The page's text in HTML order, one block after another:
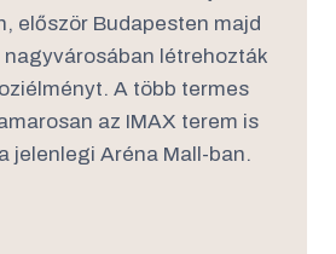
először Budapesten majd
létrehozták
A több termes
az IMAX terem is
jelenlegi Aréna Mall-ban.